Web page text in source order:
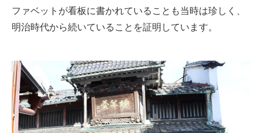
ファベットが看板に書かれていることも当時は珍しく、
明治時代から続いていることを証明しています。